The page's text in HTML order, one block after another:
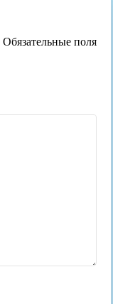
Обязательные поля